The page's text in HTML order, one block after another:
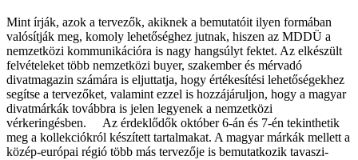
Mint írják, azok a tervezők, akiknek a bemutatóit ilyen formában
valósítják meg, komoly lehetőséghez jutnak, hiszen az MDDÜ a
nemzetközi kommunikációra is nagy hangsúlyt fektet. Az elkészült
felvételeket több nemzetközi buyer, szakember és mérvadó
divatmagazin számára is eljuttatja, hogy értékesítési lehetőségekhez
segítse a tervezőket, valamint ezzel is hozzájáruljon, hogy a magyar
divatmárkák továbbra is jelen legyenek a nemzetközi
vérkeringésben. Az érdeklődők október 6-án és 7-én tekinthetik
meg a kollekciókról készített tartalmakat. A magyar márkák mellett a
közép-európai régió több más tervezője is bemutatkozik tavaszi-